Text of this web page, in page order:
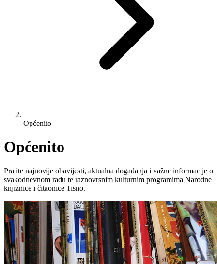
Općenito
Općenito
Pratite najnovije obavijesti, aktualna događanja i važne informacije o
svakodnevnom radu te raznovrsnim kulturnim programima Narodne
knjižnice i čitaonice Tisno.